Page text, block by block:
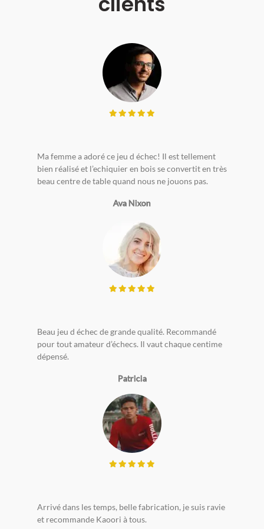
Ma femme a adoré ce jeu d échec! Il est tellement
bien réalisé et l’echiquier en bois se convertit en très
beau centre de table quand nous ne jouons pas.
Ava Nixon
Beau jeu d échec de grande qualité. Recommandé
pour tout amateur d’échecs. Il vaut chaque centime
dépensé.
Patricia
Arrivé dans les temps, belle fabrication, je suis ravie
et recommande Kaoori à tous.